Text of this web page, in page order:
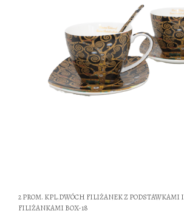
2 PROM. KPL.DWÓCH FILIŻANEK Z PODSTAWKAMI I
FILIŻANKAMI BOX-18